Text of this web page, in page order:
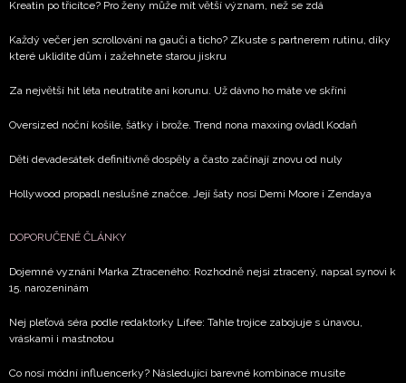
Vašimi údaji pracovat zejména k organizaci a
vyhodnocení akce a zasílání novinek.
Chcete navíc dostávat i další zajímavé a exkluzivní
informace od našich partnerů? Pokud souhlasíte se
soukromí BurdaMedia Extra s.r.o., zaškrtněte toto pole.
Kreatin po třicítce? Pro ženy může mít větší význam, než se zdá
Každý večer jen scrollování na gauči a ticho? Zkuste s partnerem rutinu, díky
které uklidíte dům i zažehnete starou jiskru
Za největší hit léta neutratíte ani korunu. Už dávno ho máte ve skříni
Oversized noční košile, šátky i brože. Trend nona maxxing ovládl Kodaň
Děti devadesátek definitivně dospěly a často začínají znovu od nuly
Hollywood propadl neslušné značce. Její šaty nosí Demi Moore i Zendaya
DOPORUČENÉ ČLÁNKY
Dojemné vyznání Marka Ztraceného: Rozhodně nejsi ztracený, napsal synovi k
15. narozeninám
Nej pleťová séra podle redaktorky Lifee: Tahle trojice zabojuje s únavou,
vráskami i mastnotou
Co nosí módní influencerky? Následující barevné kombinace musíte